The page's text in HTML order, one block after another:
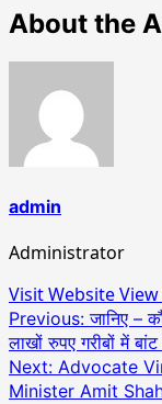
About the
admin
Administrator
Visit Website
Post
navigation
Previous:जानिए –
लाखों रुपए गरीबों में
Next: Advocate
Minister Amit